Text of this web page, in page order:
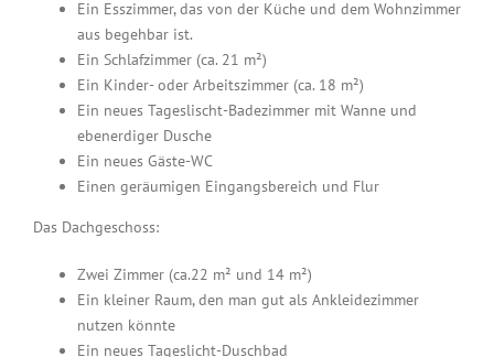
Ein Esszimmer, das von der Küche und dem Wohnzimmer
aus begehbar ist.
Ein Schlafzimmer (ca. 21 m²)
Ein Kinder- oder Arbeitszimmer (ca. 18 m²)
Ein neues Tageslischt-Badezimmer mit Wanne und
ebenerdiger Dusche
Ein neues Gäste-WC
Einen geräumigen Eingangsbereich und Flur
Das Dachgeschoss:
Zwei Zimmer (ca.22 m² und 14 m²)
Ein kleiner Raum, den man gut als Ankleidezimmer
nutzen könnte
Ein neues Tageslicht-Duschbad